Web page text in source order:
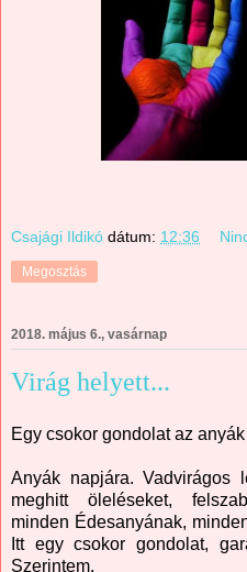
Csajági Ildikó dátum: 12:36
Megosztás
2018. május 6., vasárnap
Virág helyett...
Egy csokor gondolat az
Anyák napjára. Vadvirágos
meghitt öleléseket,
minden Édesanyának,
Itt egy csokor gondolat,
Szerintem.